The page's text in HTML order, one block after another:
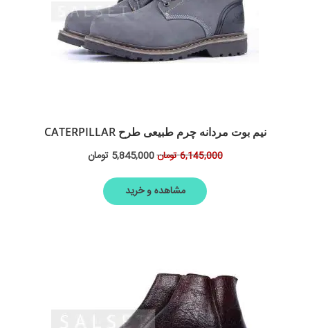
نیم بوت مردانه چرم طبیعی طرح CATERPILLAR
6,145,000تومان5,845,000 تومان
مشاهده و خرید